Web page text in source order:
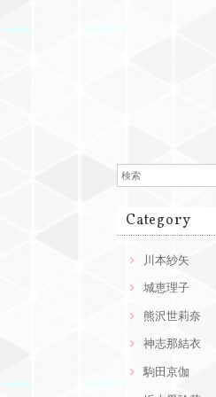
Category
川本紗矢
城恵理子
熊沢世莉奈
神志那結衣
駒田京伽